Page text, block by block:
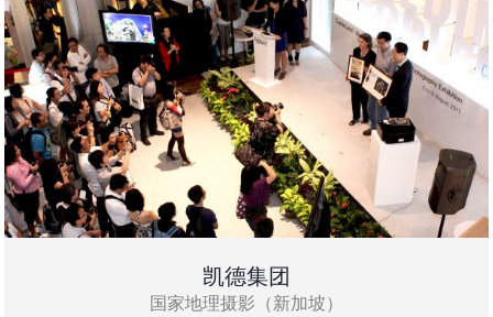
凯德集团
国家地理摄影（新加坡）